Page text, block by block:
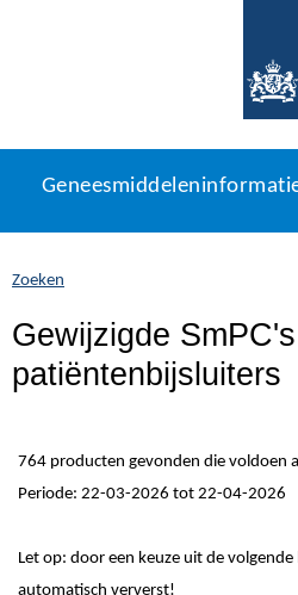
naar
U
zich
hier:
Zoeken
Gewijzigde
patiëntenbijsluiters
764 producten gevonden die voldoen
Periode: 22-03-2026 tot 22-04-2026
Let op: door een keuze uit de
automatisch ververst!